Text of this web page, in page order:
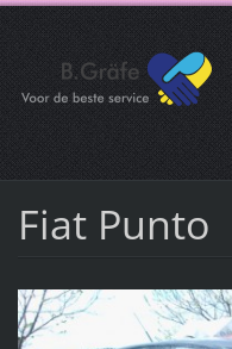
Fiat Punto